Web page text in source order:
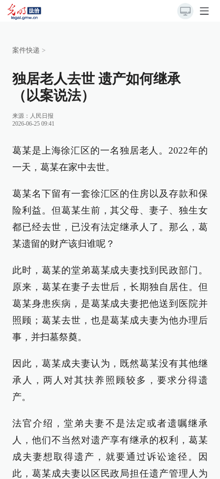
案件快递 >
独居老人去世 遗产如何继承
（以案说法）
来源： 人民日报
2026-06-25 09:41
葛某是上海徐汇区的一名独居老人。2022年的
一天，葛某在家中去世。
葛某名下留有一套徐汇区的住房以及存款和保
险利益。但葛某生前，其父母、妻子、独生女
都已经去世，已没有法定继承人了。那么，葛
某遗留的财产该归谁呢？
此时，葛某的堂弟葛某成夫妻找到民政部门。
原来，葛某在妻子去世后，长期独自居住。但
葛某身患疾病，是葛某成夫妻把他送到医院并
照顾；葛某去世，也是葛某成夫妻为他办理后
事，并扫墓祭奠。
因此，葛某成夫妻认为，既然葛某没有其他继
承人，两人对其扶养照顾较多，要求分得遗
产。
法官介绍，堂弟夫妻不是法定或者遗嘱继承
人，他们不当然对遗产享有继承的权利，葛某
成夫妻想取得遗产，就要通过诉讼途径。因
此，葛某成夫妻以区民政局担任遗产管理人为